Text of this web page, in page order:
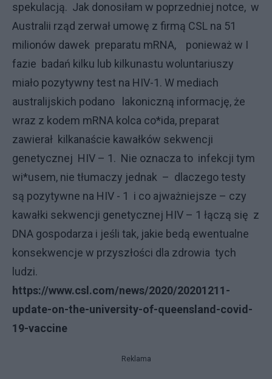
spekulacją. Jak donosiłam w poprzedniej notce, w
Australii rząd zerwał umowę z firmą CSL na 51
milionów dawek preparatu mRNA, ponieważ w I
fazie badań kilku lub kilkunastu woluntariuszy
miało pozytywny test na HIV-1. W mediach
australijskich podano lakoniczną informację, że
wraz z kodem mRNA kolca co*ida, preparat
zawierał kilkanaście kawałków sekwencji
genetycznej HIV – 1. Nie oznacza to infekcji tym
wi*usem, nie tłumaczy jednak – dlaczego testy
są pozytywne na HIV - 1 i co ajważniejsze – czy
kawałki sekwencji genetycznej HIV – 1 łączą się z
DNA gospodarza i jeśli tak, jakie bedą ewentualne
konsekwencje w przyszłości dla zdrowia tych
ludzi.
https://www.csl.com/news/2020/20201211-
update-on-the-university-of-queensland-covid-
19-vaccine
Reklama